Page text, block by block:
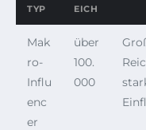
TYP
EICH
Mak
ro-
Influ
enc
er
über
100.
000